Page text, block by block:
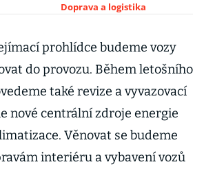
Auto
Doprava a logistika
prohlídce budeme vozy
do provozu. Během letošního
také revize a vyvazovací
nové centrální zdroje energie
Věnovat se budeme
interiéru a vybavení vozů